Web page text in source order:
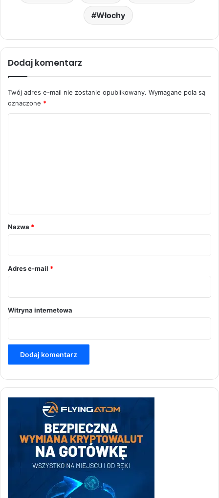
Włochy
Dodaj komentarz
Twój adres e-mail nie zostanie opublikowany. Wymagane pola są
oznaczone *
r
*
Nazwa *
Adres e-mail *
Witryna internetowa